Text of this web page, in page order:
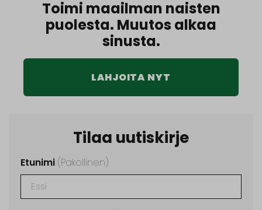
Toimi maailman naisten
puolesta. Muutos alkaa
sinusta.
LAHJOITA NYT
Tilaa uutiskirje
Etunimi (Pakollinen)